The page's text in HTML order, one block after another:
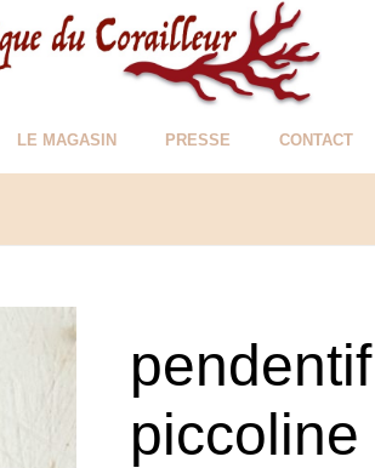
LE MAGASIN PRESSE CONTACT
piccoline